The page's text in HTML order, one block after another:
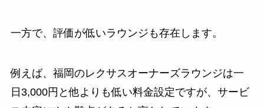
一方で、評価が低いラウンジも存在します。
例えば、福岡のレクサスオーナーズラウンジは一
日3,000円と他よりも低い料金設定ですが、サービ